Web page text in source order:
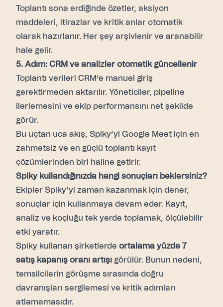
Toplantı sona erdiğinde özetler, aksiyon
maddeleri, itirazlar ve kritik anlar otomatik
olarak hazırlanır. Her şey arşivlenir ve aranabilir
hale gelir.
5. Adım: CRM ve analizler otomatik güncellenir
Toplantı verileri CRM’e manuel giriş
gerektirmeden aktarılır. Yöneticiler, pipeline
ilerlemesini ve ekip performansını net şekilde
görür.
Bu uçtan uca akış, Spiky’yi Google Meet için en
zahmetsiz ve en güçlü toplantı kayıt
çözümlerinden biri haline getirir.
Spiky kullandığınızda hangi sonuçları beklersiniz?
Ekipler Spiky’yi zaman kazanmak için dener,
sonuçlar için kullanmaya devam eder. Kayıt,
analiz ve koçluğu tek yerde toplamak, ölçülebilir
etki yaratır.
Spiky kullanan şirketlerde ortalama yüzde 7
satış kapanış oranı artışı görülür. Bunun nedeni,
temsilcilerin görüşme sırasında doğru
davranışları sergilemesi ve kritik adımları
atlamamasıdır.